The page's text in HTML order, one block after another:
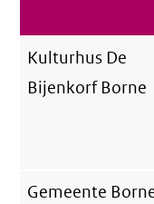
Kulturhus De
Bijenkorf Borne
Gemeente